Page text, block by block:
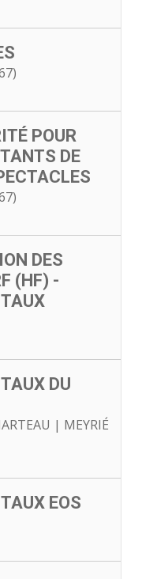
POUR
DE
DES
(HF) -
DU
| MEYRIÉ
EOS